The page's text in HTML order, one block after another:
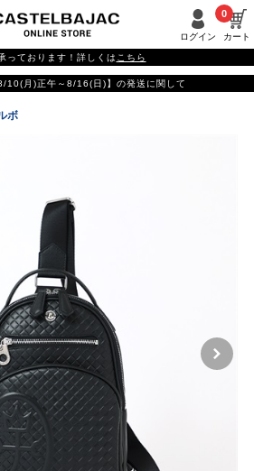
ログイン カート
0
っております！詳しくは こちら
10(月)正午～8/16(日)】の発送に関して
ボ